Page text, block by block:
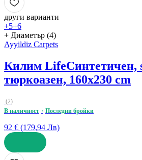
други варианти
+5+6
+ Диаметър (4)
Ayyildiz Carpets
Килим LifeСинтетичен,
тюркоазен, 160x230 cm
(2)
В наличност
Последни бройки
92 € (179,94 Лв)
ДОБАВИ